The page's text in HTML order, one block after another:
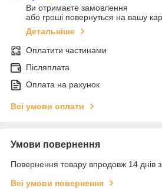
Ви отримаєте замовлення
або гроші повернуться на вашу
Детальніше
Оплатити частинами
Післяплата
Оплата на рахунок
Всі умови оплати
Умови повернення
Повернення товару впродовж 14 днів
Всі умови повернення